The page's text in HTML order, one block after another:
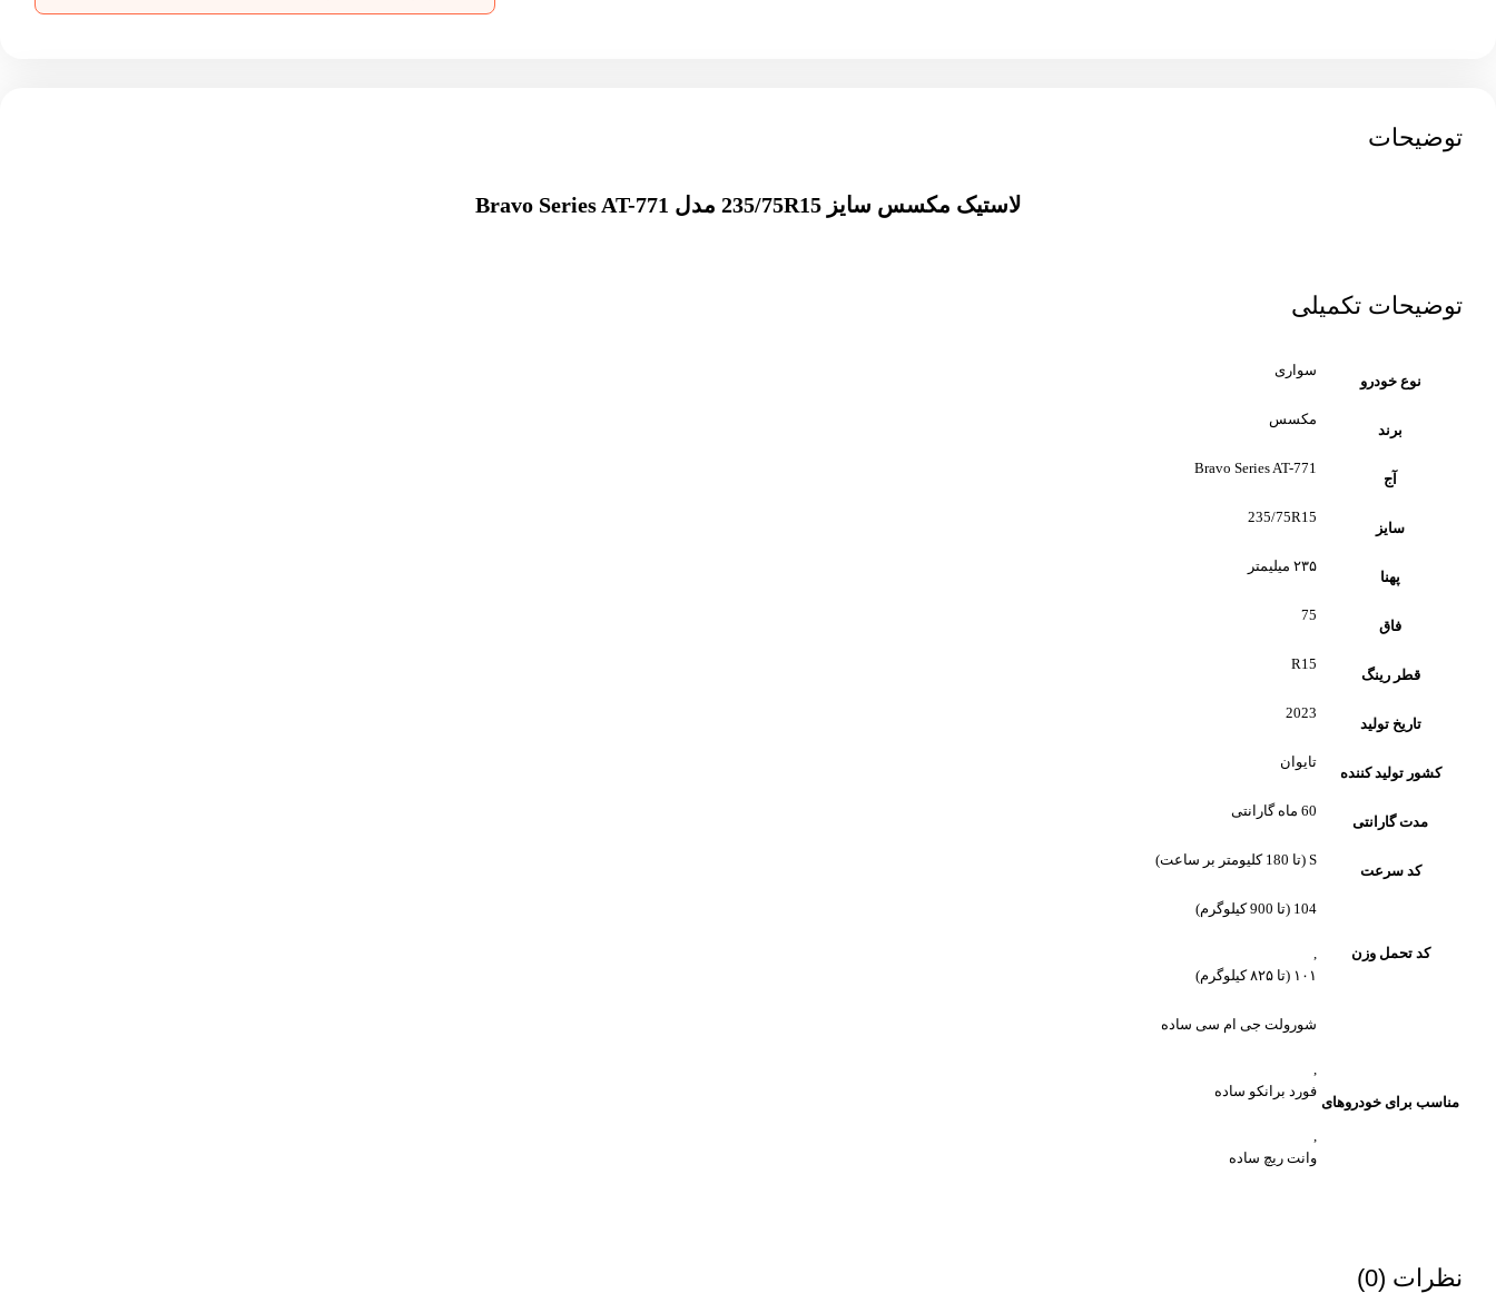
توضیحات
لاستیک مکسس سایز 235/75R15 مدل Bravo Series AT-771
توضیحات تکمیلی
نوع خودرو
سواری
برند
مکسس
آج
Bravo Series AT-771
سایز
235/75R15
پهنا
۲۳۵ میلیمتر
فاق
75
قطر رینگ
R15
تاریخ تولید
2023
کشور تولید کننده
تایوان
مدت گارانتی
60 ماه گارانتی
کد سرعت
S (تا 180 کلیومتر بر ساعت)
کد تحمل وزن
104 (تا 900 کیلوگرم)
,
۱۰۱ (تا ۸۲۵ کیلوگرم)
مناسب برای خودروهای
شورولت جی ام سی ساده
,
فورد برانکو ساده
,
وانت ریچ ساده
نظرات (0)